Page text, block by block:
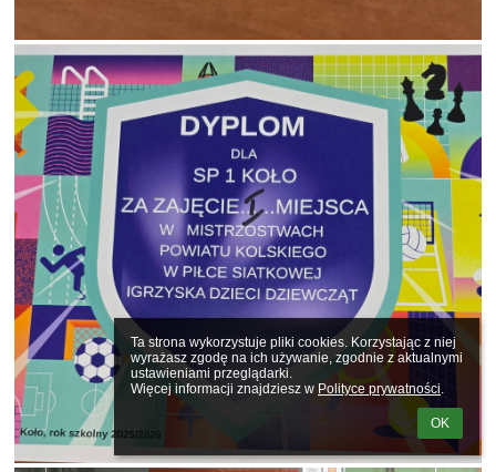
Ta strona wykorzystuje pliki cookies. Korzystając z niej
wyrażasz zgodę na ich używanie, zgodnie z aktualnymi
ustawieniami przeglądarki.
Więcej informacji znajdziesz w Polityce prywatności.
OK